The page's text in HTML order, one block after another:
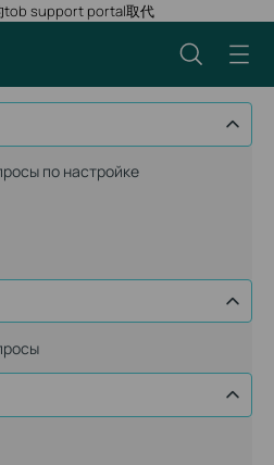
tob support portal取代
по настройке